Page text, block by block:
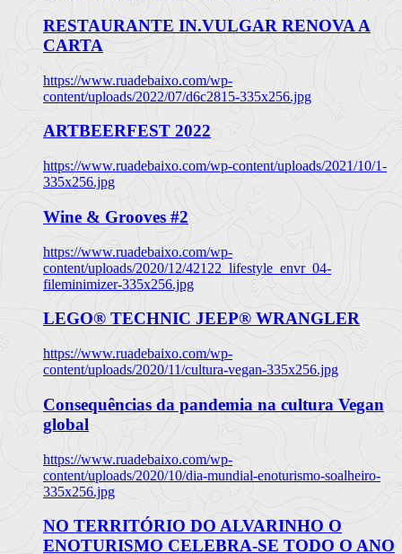
RESTAURANTE IN.VULGAR RENOVA A
CARTA
https://www.ruadebaixo.com/wp-
content/uploads/2022/07/d6c2815-335x256.jpg
ARTBEERFEST 2022
https://www.ruadebaixo.com/wp-content/uploads/2021/10/1-
335x256.jpg
Wine & Grooves #2
https://www.ruadebaixo.com/wp-
content/uploads/2020/12/42122_lifestyle_envr_04-
fileminimizer-335x256.jpg
LEGO® TECHNIC JEEP® WRANGLER
https://www.ruadebaixo.com/wp-
content/uploads/2020/11/cultura-vegan-335x256.jpg
Consequências da pandemia na cultura Vegan
global
https://www.ruadebaixo.com/wp-
content/uploads/2020/10/dia-mundial-enoturismo-soalheiro-
335x256.jpg
NO TERRITÓRIO DO ALVARINHO O
ENOTURISMO CELEBRA-SE TODO O ANO